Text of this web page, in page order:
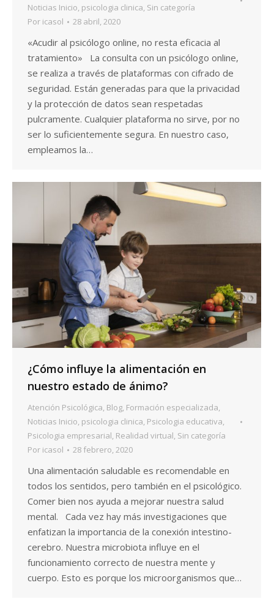
Noticias Inicio, psicologia clinica, Sin categoría
Por icasol 28 abril, 2020
«Acudir al psicólogo online, no resta eficacia al
tratamiento» La consulta con un psicólogo online,
se realiza a través de plataformas con cifrado de
seguridad. Están generadas para que la privacidad
y la protección de datos sean respetadas
pulcramente. Cualquier plataforma no sirve, por no
ser lo suficientemente segura. En nuestro caso,
empleamos la…
¿Cómo influye la alimentación en
nuestro estado de ánimo?
Atención Psicológica, Blog, Formación especializada,
Noticias Inicio, psicologia clinica, Psicologia educativa,
Psicologia empresarial, Realidad virtual, Sin categoría
Por icasol 28 febrero, 2020
Una alimentación saludable es recomendable en
todos los sentidos, pero también en el psicológico.
Comer bien nos ayuda a mejorar nuestra salud
mental. Cada vez hay más investigaciones que
enfatizan la importancia de la conexión intestino-
cerebro. Nuestra microbiota influye en el
funcionamiento correcto de nuestra mente y
cuerpo. Esto es porque los microorganismos que…